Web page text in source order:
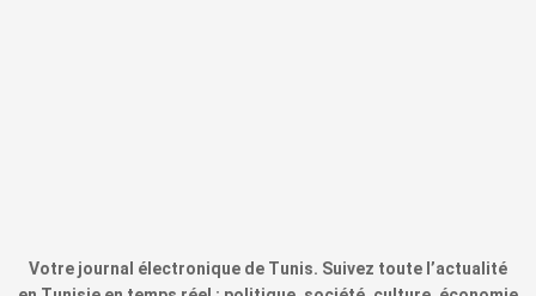
Votre journal électronique de Tunis. Suivez toute l’actualité